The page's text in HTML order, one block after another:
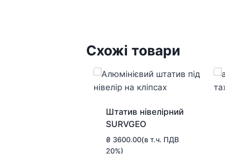
Схожі товари
Штатив нівелірний
SURVGEO
₴ 3600.00(в т.ч. ПДВ
20%)